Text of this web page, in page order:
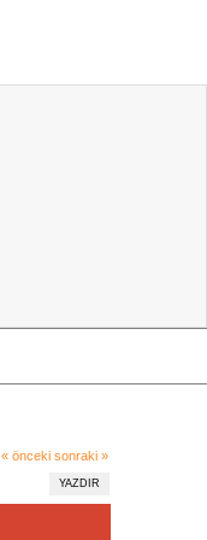
« önceki sonraki »
YAZDIR